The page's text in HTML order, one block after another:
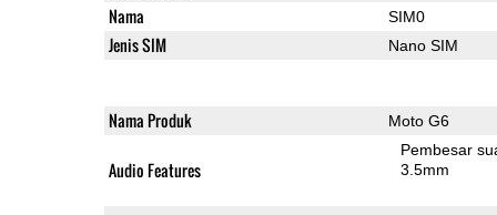
Nama SIM0
Jenis SIM Nano SIM
Nama Produk Moto G6
Audio Features
Pembesar
3.5mm